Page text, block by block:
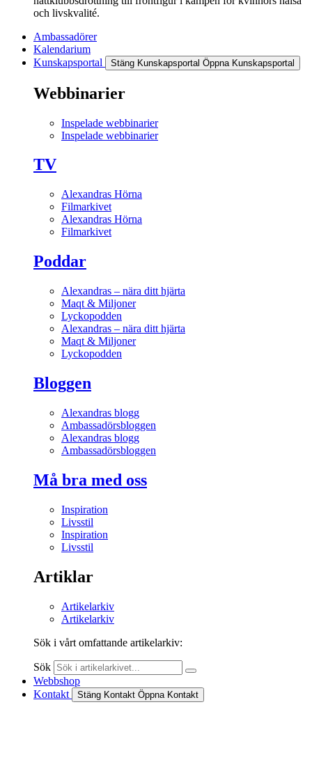
och livskvalité.
Ambassadörer
Kalendarium
Kunskapsportal
Stäng Kunskapsportal Öppna Kunskapsportal
Webbinarier
Inspelade webbinarier
Inspelade webbinarier
TV
Alexandras Hörna
Filmarkivet
Alexandras Hörna
Filmarkivet
Poddar
Alexandras – nära ditt hjärta
Maqt & Miljoner
Lyckopodden
Alexandras – nära ditt hjärta
Maqt & Miljoner
Lyckopodden
Bloggen
Alexandras blogg
Ambassadörsbloggen
Alexandras blogg
Ambassadörsbloggen
Må bra med oss
Inspiration
Livsstil
Inspiration
Livsstil
Artiklar
Artikelarkiv
Artikelarkiv
Sök i vårt omfattande artikelarkiv:
Sök
Webbshop
Kontakt
Stäng Kontakt Öppna Kontakt